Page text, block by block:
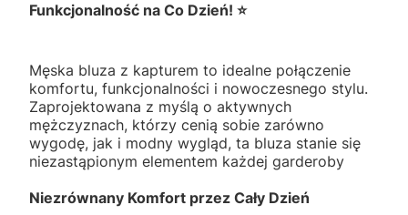
Funkcjonalność na Co Dzień! ⭐
Męska bluza z kapturem to idealne połączenie
komfortu, funkcjonalności i nowoczesnego stylu.
Zaprojektowana z myślą o aktywnych
mężczyznach, którzy cenią sobie zarówno
wygodę, jak i modny wygląd, ta bluza stanie się
niezastąpionym elementem każdej garderoby
Niezrównany Komfort przez Cały Dzień